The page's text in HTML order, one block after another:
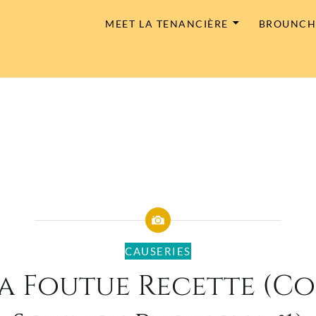
MEET LA TENANCIÈRE BROUNCH
CAUSERIES
Foutue Recette